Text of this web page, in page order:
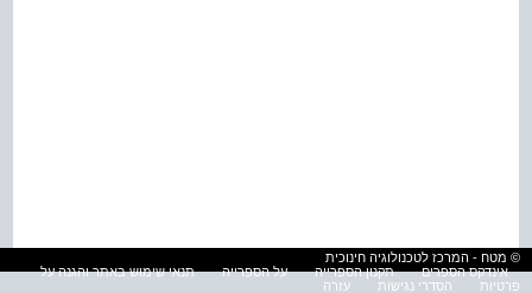
© מטח - המרכז לטכנולוגיה חינוכית
אינדקס הספרים
תקנון הספרייה על הספרייה
תנאי שימוש באתר והגנה על
פרטיות
הסדרי נגישות עזרה